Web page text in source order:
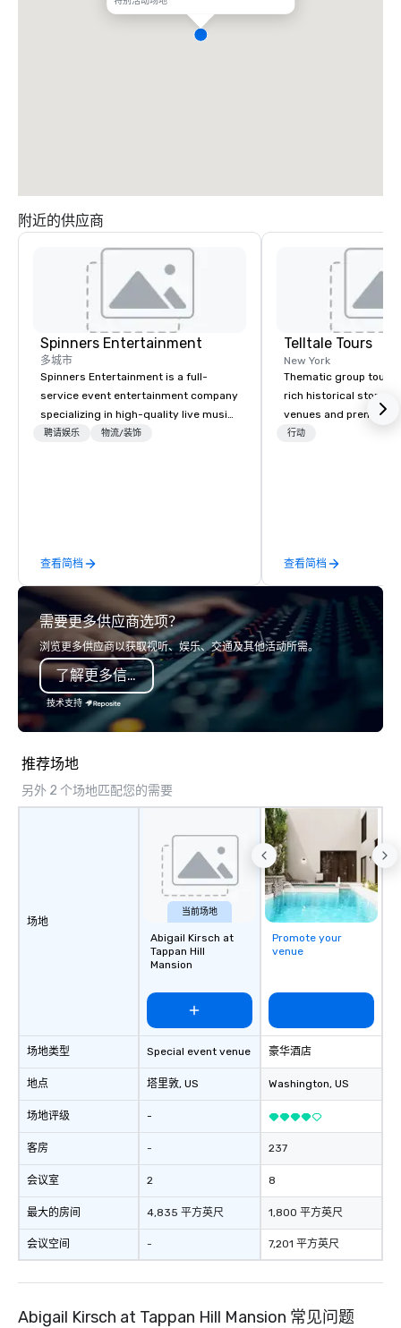
附近的供应商
Spinners Entertainment
多城市
Spinners Entertainment is a full-
service event entertainment company
specializing in high-quality live music,
DJs, Band/DJ Hybrids and immersive
events, and private celebrations. Our
focus is on delivering polished,
seamless entertainment that keeps
guests engaged and elevates every
moment.
聘请娱乐 物流/装饰
查看简档
Telltale Tours
New York
Thematic group tours
rich historical
venues and premium
for team-building and
行动
查看简档
需要更多供应商选项？
浏览更多供应商以获取视听、娱乐、交通及其他活动所需。
了解更多信息
技术支持
推荐场地
另外 2 个场地匹配您的需要
场地
场地类型
地点
场地评级
客房
会议室
最大的房间
会议空间
当前场地
Abigail Kirsch at
Tappan Hill
Mansion
Special event venue
塔里敦, US
-
-
2
4,835 平方英尺
-
Promote your
venue
豪华酒店
Washington, US
237
8
1,800 平方英尺
7,201 平方英尺
Abigail Kirsch at Tappan Hill Mansion 常见问题